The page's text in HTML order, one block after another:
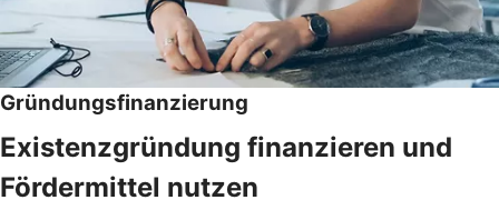
Gründungsfinanzierung
Existenzgründung finanzieren und
Fördermittel nutzen